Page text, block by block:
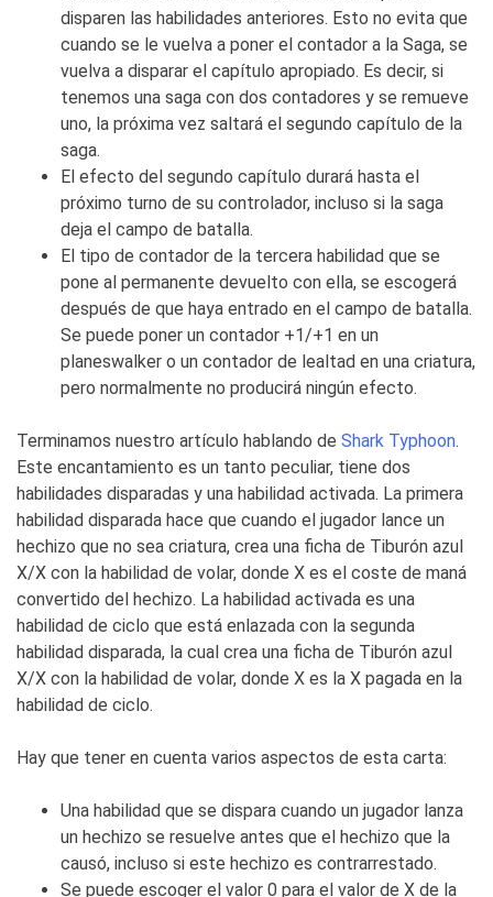
disparen las habilidades anteriores. Esto no evita que
cuando se le vuelva a poner el contador a la Saga, se
vuelva a disparar el capítulo apropiado. Es decir, si
tenemos una saga con dos contadores y se remueve
uno, la próxima vez saltará el segundo capítulo de la
saga.
El efecto del segundo capítulo durará hasta el
próximo turno de su controlador, incluso si la saga
deja el campo de batalla.
El tipo de contador de la tercera habilidad que se
pone al permanente devuelto con ella, se escogerá
después de que haya entrado en el campo de batalla.
Se puede poner un contador +1/+1 en un
planeswalker o un contador de lealtad en una criatura,
pero normalmente no producirá ningún efecto.
Terminamos nuestro artículo hablando de Shark Typhoon.
Este encantamiento es un tanto peculiar, tiene dos
habilidades disparadas y una habilidad activada. La primera
habilidad disparada hace que cuando el jugador lance un
hechizo que no sea criatura, crea una ficha de Tiburón azul
X/X con la habilidad de volar, donde X es el coste de maná
convertido del hechizo. La habilidad activada es una
habilidad de ciclo que está enlazada con la segunda
habilidad disparada, la cual crea una ficha de Tiburón azul
X/X con la habilidad de volar, donde X es la X pagada en la
habilidad de ciclo.
Hay que tener en cuenta varios aspectos de esta carta:
Una habilidad que se dispara cuando un jugador lanza
un hechizo se resuelve antes que el hechizo que la
causó, incluso si este hechizo es contrarrestado.
Se puede escoger el valor 0 para el valor de X de la